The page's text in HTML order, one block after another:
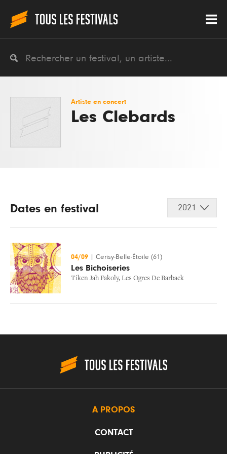
Artiste en concert
Les Clebards
Dates en festival 2021
04/09 Cerisy-Belle-Étoile (61)
Les Bichoiseries
Tiken Jah Fakoly, Les Ogres De Barback
A PROPOS
CONTACT